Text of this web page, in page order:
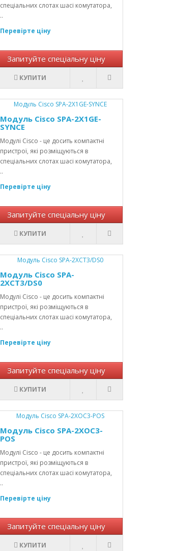
спеціальних слотах шасі комутатора,
..
Перевірте ціну
Запитуйте спеціальну ціну
КУПИТИ
Модуль Cisco SPA-2X1GE-
SYNCE
Модулі Cisco - це досить компактні
пристрої, які розміщуються в
спеціальних слотах шасі комутатора,
..
Перевірте ціну
Запитуйте спеціальну ціну
КУПИТИ
Модуль Cisco SPA-
2XCT3/DS0
Модулі Cisco - це досить компактні
пристрої, які розміщуються в
спеціальних слотах шасі комутатора,
..
Перевірте ціну
Запитуйте спеціальну ціну
КУПИТИ
Модуль Cisco SPA-2XOC3-
POS
Модулі Cisco - це досить компактні
пристрої, які розміщуються в
спеціальних слотах шасі комутатора,
..
Перевірте ціну
Запитуйте спеціальну ціну
КУПИТИ